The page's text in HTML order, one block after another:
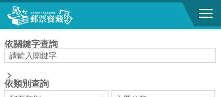
跳到主要內容區塊
依關鍵字查詢
>
依類別查詢